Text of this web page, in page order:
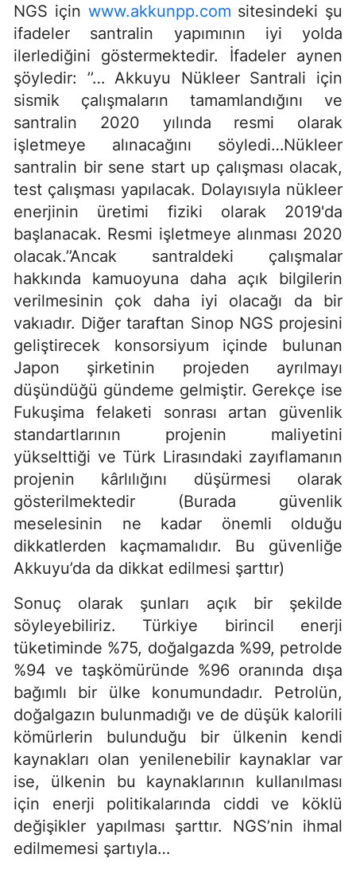
NGS için www.akkunpp.com sitesindeki şu
ifadeler santralin yapımının iyi yolda
ilerlediğini göstermektedir. İfadeler aynen
şöyledir: ’’… Akkuyu Nükleer Santrali için
sismik çalışmaların tamamlandığını ve
santralin 2020 yılında resmi olarak
işletmeye alınacağını söyledi…Nükleer
santralin bir sene start up çalışması olacak,
test çalışması yapılacak. Dolayısıyla nükleer
enerjinin üretimi fiziki olarak 2019'da
başlanacak. Resmi işletmeye alınması 2020
olacak.’’Ancak santraldeki çalışmalar
hakkında kamuoyuna daha açık bilgilerin
verilmesinin çok daha iyi olacağı da bir
vakıadır. Diğer taraftan Sinop NGS projesini
geliştirecek konsorsiyum içinde bulunan
Japon şirketinin projeden ayrılmayı
düşündüğü gündeme gelmiştir. Gerekçe ise
Fukuşima felaketi sonrası artan güvenlik
standartlarının projenin maliyetini
yükselttiği ve Türk Lirasındaki zayıflamanın
projenin kârlılığını düşürmesi olarak
gösterilmektedir (Burada güvenlik
meselesinin ne kadar önemli olduğu
dikkatlerden kaçmamalıdır. Bu güvenliğe
Akkuyu’da da dikkat edilmesi şarttır)
Sonuç olarak şunları açık bir şekilde
söyleyebiliriz. Türkiye birincil enerji
tüketiminde %75, doğalgazda %99, petrolde
%94 ve taşkömüründe %96 oranında dışa
bağımlı bir ülke konumundadır. Petrolün,
doğalgazın bulunmadığı ve de düşük kalorili
kömürlerin bulunduğu bir ülkenin kendi
kaynakları olan yenilenebilir kaynaklar var
ise, ülkenin bu kaynaklarının kullanılması
için enerji politikalarında ciddi ve köklü
değişikler yapılması şarttır. NGS’nin ihmal
edilmemesi şartıyla…